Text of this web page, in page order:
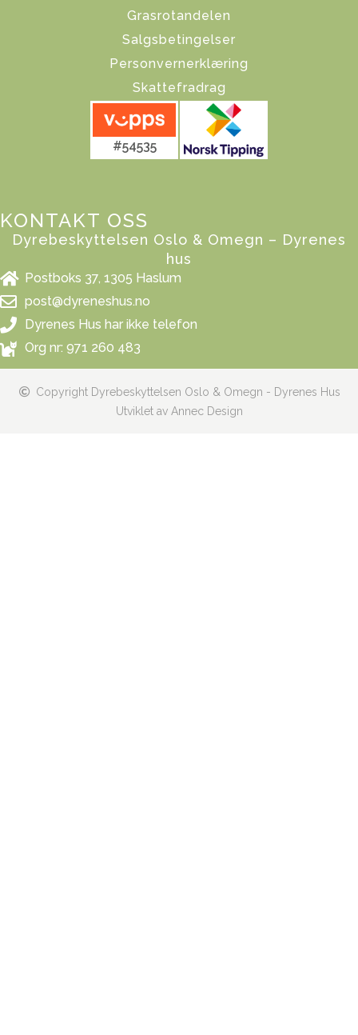
Grasrotandelen
Salgsbetingelser
Personvernerklæring
Skattefradrag
#54535
KONTAKT OSS
Dyrebeskyttelsen Oslo & Omegn – Dyrenes
hus
Postboks 37, 1305 Haslum
post@dyreneshus.no
Dyrenes Hus har ikke telefon
Org nr: 971 260 483
Copyright Dyrebeskyttelsen Oslo & Omegn - Dyrenes Hus
Utviklet av Annec Design